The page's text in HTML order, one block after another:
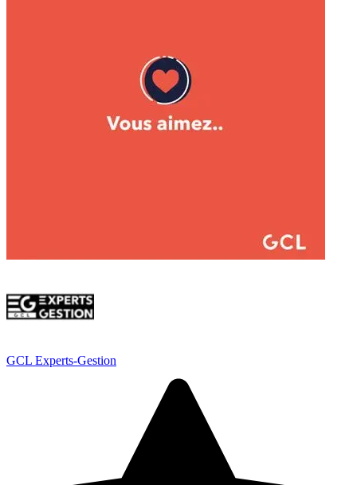
GCL Experts-Gestion